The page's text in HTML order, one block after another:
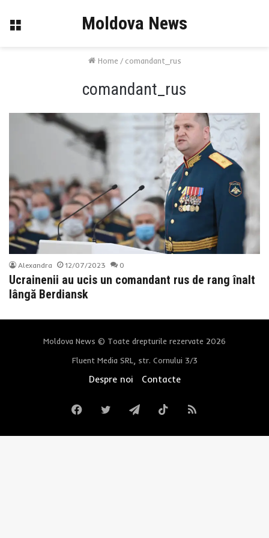
Menu Moldova News
Home / comandant_rus
comandant_rus
Alexandra 12/07/2023 0
Ucrainenii au ucis un comandant rus de rang înalt
lângă Berdiansk
Moldova News © Toate drepturile rezervate 2026
Fluent Media SRL, str. Cornului 3/3
Despre noi Contacte
FacebookTwitterTelegramTikTokRSS